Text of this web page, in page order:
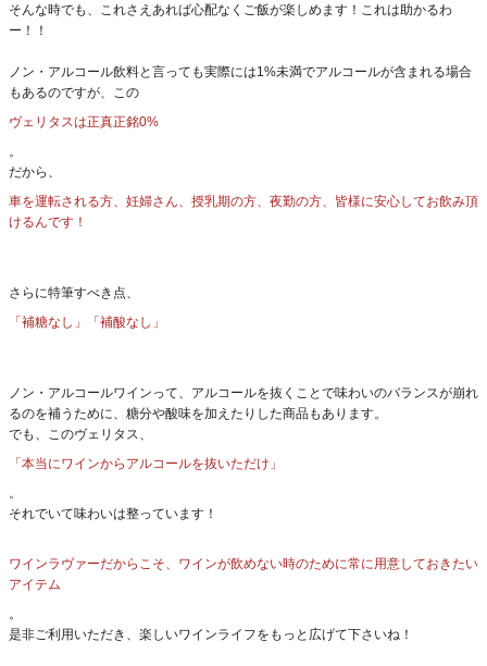
そんな時でも、これさえあれば心配なくご飯が楽しめます！これは助かるわ
ー！！
ノン・アルコール飲料と言っても実際には1%未満でアルコールが含まれる場合
もあるのですが、この
ヴェリタスは正真正銘0%
。
だから、
車を運転される方、妊婦さん、授乳期の方、夜勤の方、皆様に安心してお飲み頂
けるんです！
さらに特筆すべき点、
「補糖なし」「補酸なし」
ノン・アルコールワインって、アルコールを抜くことで味わいのバランスが崩れ
るのを補うために、糖分や酸味を加えたりした商品もあります。
でも、このヴェリタス、
「本当にワインからアルコールを抜いただけ」
。
それでいて味わいは整っています！
ワインラヴァーだからこそ、ワインが飲めない時のために常に用意しておきたい
アイテム
。
是非ご利用いただき、楽しいワインライフをもっと広げて下さいね！